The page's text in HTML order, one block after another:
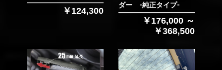
￥124,300
ダー -純正タイプ-
￥176,000 ～
￥368,500